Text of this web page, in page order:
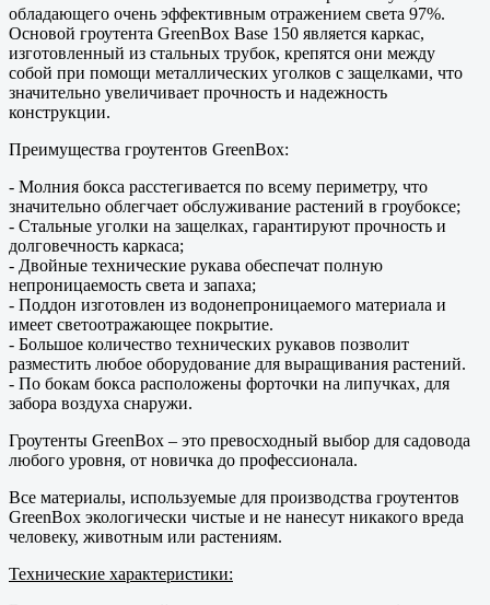
обладающего очень эффективным отражением света 97%.
Основой гроутента GreenBox Base 150 является каркас,
изготовленный из стальных трубок, крепятся они между
собой при помощи металлических уголков с защелками, что
значительно увеличивает прочность и надежность
конструкции.
Преимущества гроутентов GreenBox:
- Молния бокса расстегивается по всему периметру, что
значительно облегчает обслуживание растений в гроубоксе;
- Стальные уголки на защелках, гарантируют прочность и
долговечность каркаса;
- Двойные технические рукава обеспечат полную
непроницаемость света и запаха;
- Поддон изготовлен из водонепроницаемого материала и
имеет светоотражающее покрытие.
- Большое количество технических рукавов позволит
разместить любое оборудование для выращивания растений.
- По бокам бокса расположены форточки на липучках, для
забора воздуха снаружи.
Гроутенты GreenBox – это превосходный выбор для садовода
любого уровня, от новичка до профессионала.
Все материалы, используемые для производства гроутентов
GreenBox экологически чистые и не нанесут никакого вреда
человеку, животным или растениям.
Технические характеристики: